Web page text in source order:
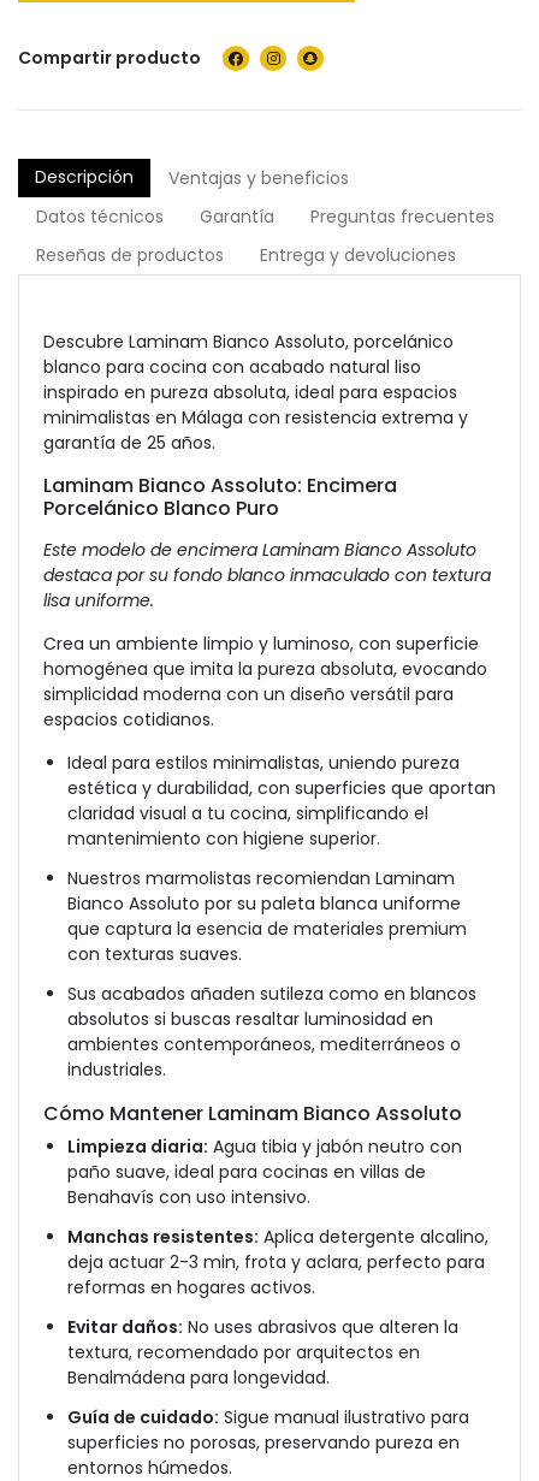
Compartir producto
Descripción
Ventajas y beneficios
Datos técnicos
Garantía
Preguntas frecuentes
Reseñas de productos
Entrega y devoluciones
Descubre Laminam Bianco Assoluto, porcelánico
blanco para cocina con acabado natural liso
inspirado en pureza absoluta, ideal para espacios
minimalistas en Málaga con resistencia extrema y
garantía de 25 años.
Laminam Bianco Assoluto: Encimera
Porcelánico Blanco Puro
Este modelo de encimera Laminam Bianco Assoluto
destaca por su fondo blanco inmaculado con textura
lisa uniforme.
Crea un ambiente limpio y luminoso, con superficie
homogénea que imita la pureza absoluta, evocando
simplicidad moderna con un diseño versátil para
espacios cotidianos.
Ideal para estilos minimalistas, uniendo pureza
estética y durabilidad, con superficies que aportan
claridad visual a tu cocina, simplificando el
mantenimiento con higiene superior.
Nuestros marmolistas recomiendan Laminam
Bianco Assoluto por su paleta blanca uniforme
que captura la esencia de materiales premium
con texturas suaves.
Sus acabados añaden sutileza como en blancos
absolutos si buscas resaltar luminosidad en
ambientes contemporáneos, mediterráneos o
industriales.
Cómo Mantener Laminam Bianco Assoluto
Limpieza diaria: Agua tibia y jabón neutro con
paño suave, ideal para cocinas en villas de
Benahavís con uso intensivo.
Manchas resistentes: Aplica detergente alcalino,
deja actuar 2-3 min, frota y aclara, perfecto para
reformas en hogares activos.
Evitar daños: No uses abrasivos que alteren la
textura, recomendado por arquitectos en
Benalmádena para longevidad.
Guía de cuidado: Sigue manual ilustrativo para
superficies no porosas, preservando pureza en
entornos húmedos.